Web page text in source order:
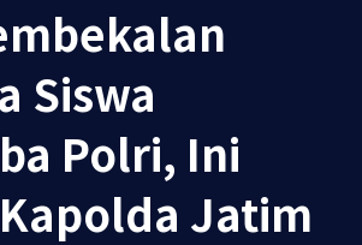
Siswa
Polri, Ini
Jatim